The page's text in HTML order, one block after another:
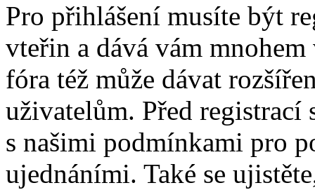
Pro přihlášení musíte být
vteřin a dává vám
fóra též může dávat
uživatelům. Před registrací
s našimi podmínkami pro
ujednáními. Také se